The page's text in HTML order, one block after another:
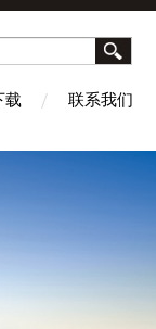
载 联系我们